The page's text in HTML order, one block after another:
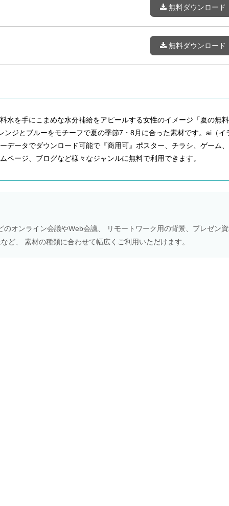
無料ダウンロード
無料ダウンロード
水を手にこまめな水分補給をアピールする女性のイメージ「夏の無料
ンジとブルーをモチーフで夏の季節7・8月に合った素材です。ai（イ
データでダウンロード可能で『商用可』ポスター、チラシ、ゲーム、
ページ、ブログなど様々なジャンルに無料で利用できます。
オンライン会議やWeb会議、 リモートワーク用の背景、プレゼン
ど、 素材の種類に合わせて幅広くご利用いただけます。